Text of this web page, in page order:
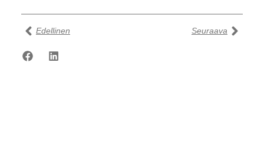
Edellinen Seuraava